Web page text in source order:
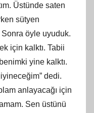
Üstünde saten
sütyen
Sonra öyle uyuduk.
için kalktı. Tabii
yine kalktı.
dedi.
anlayacağı için
Sen üstünü